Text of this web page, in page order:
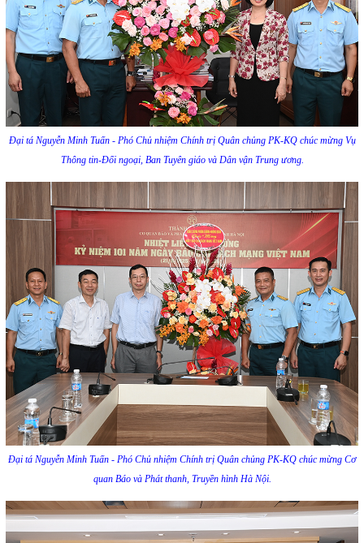
Đại tá Nguyễn Minh Tuấn - Phó Chủ nhiệm Chính trị Quân chủng PK-KQ chúc mừng Vụ
Thông tin-Đối ngoại, Ban Tuyên giáo và Dân vận Trung ương.
Đại tá Nguyễn Minh Tuấn - Phó Chủ nhiệm Chính trị Quân chủng PK-KQ chúc mừng Cơ
quan Báo và Phát thanh, Truyền hình Hà Nội.